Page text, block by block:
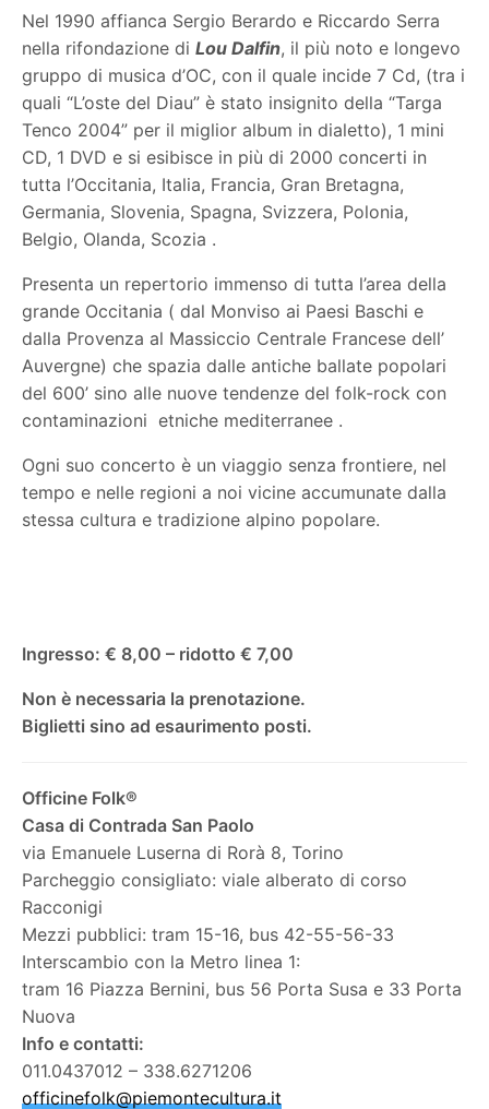
Nel 1990 affianca Sergio Berardo e Riccardo Serra
nella rifondazione diLou Dalfin, il più noto e longevo
gruppo di musica d’OC, con il quale incide 7 Cd, (tra i
quali “L’oste del Diau” è stato insignito della “Targa
Tenco 2004” per il miglior album in dialetto), 1 mini
CD, 1 DVD e si esibisce in più di 2000 concerti in
tutta l’Occitania, Italia, Francia, Gran Bretagna,
Germania, Slovenia, Spagna, Svizzera, Polonia,
Belgio, Olanda, Scozia .
Presenta un repertorio immenso di tutta l’area della
grande Occitania ( dal Monviso ai Paesi Baschi e
dalla Provenza al Massiccio Centrale Francese dell’
Auvergne) che spazia dalle antiche ballate popolari
del 600’ sino alle nuove tendenze del folk-rock con
contaminazioni etniche mediterranee .
Ogni suo concerto è un viaggio senza frontiere, nel
tempo e nelle regioni a noi vicine accumunate dalla
stessa cultura e tradizione alpino popolare.
Ingresso: € 8,00 – ridotto € 7,00
Non è necessaria la prenotazione.
Biglietti sino ad esaurimento posti.
Officine Folk®
Casa di Contrada San Paolo
via Emanuele Luserna di Rorà 8, Torino
Parcheggio consigliato: viale alberato di corso
Racconigi
Mezzi pubblici: tram 15-16, bus 42-55-56-33
Interscambio con la Metro linea 1:
tram 16 Piazza Bernini, bus 56 Porta Susa e 33 Porta
Nuova
Info e contatti:
011.0437012 – 338.6271206
officinefolk@piemontecultura.it